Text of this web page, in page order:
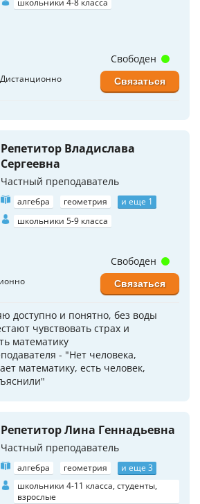
школьники 4-8 класса
Дистанционно
Свободен
Связаться
Репетитор Владислава
Сергеевна
Частный преподаватель
алгебра геометрия
и еще 1
школьники 5-9 класса
доступно и понятно, без воды
чувствовать страх и
математику
- "Нет человека,
математику, есть человек,
Свободен
Связаться
Репетитор Лина Геннадьевна
Частный преподаватель
алгебра геометрия
и еще 3
школьники 4-11 класса, студенты,
взрослые